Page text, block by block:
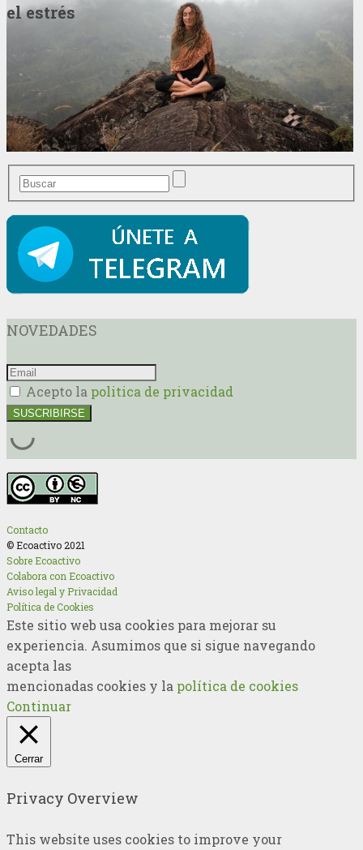
el estrés
NOVEDADES
Acepto la politica de privacidad
Contacto
© Ecoactivo 2021
Sobre Ecoactivo
Colabora con Ecoactivo
Aviso legal y Privacidad
Política de Cookies
Este sitio web usa cookies para mejorar su
experiencia. Asumimos que si sigue navegando
acepta las
mencionadas cookies y la política de cookies
Continuar
Cerrar
Privacy Overview
This website uses cookies to improve your